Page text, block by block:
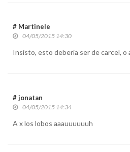
# Martinele
04/05/2015 14:30
Insisto, esto debería ser de carcel, o
# jonatan
04/05/2015 14:34
A x los lobos aaauuuuuuh